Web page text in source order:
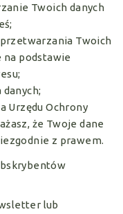
Twoich danych
Twoich
na podstawie
Urzędu Ochrony
że Twoje dane
z prawem.
lub